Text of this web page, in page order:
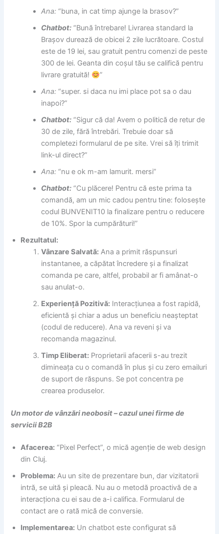
Ana: “buna, in cat timp ajunge la brasov?”
Chatbot: “Bună întrebare! Livrarea standard la
Brașov durează de obicei 2 zile lucrătoare. Costul
este de 19 lei, sau gratuit pentru comenzi de peste
300 de lei. Geanta din coșul tău se califică pentru
livrare gratuită!
”
Ana: “super. si daca nu imi place pot sa o dau
inapoi?”
Chatbot: “Sigur că da! Avem o politică de retur de
30 de zile, fără întrebări. Trebuie doar să
completezi formularul de pe site. Vrei să îți trimit
link-ul direct?”
Ana: “nu e ok m-am lamurit. mersi”
Chatbot: “Cu plăcere! Pentru că este prima ta
comandă, am un mic cadou pentru tine: folosește
codul BUNVENIT10 la finalizare pentru o reducere
de 10%. Spor la cumpărături!”
Rezultatul:
Vânzare Salvată: Ana a primit răspunsuri
instantanee, a căpătat încredere și a finalizat
comanda pe care, altfel, probabil ar fi amânat-o
sau anulat-o.
Experiență Pozitivă: Interacțiunea a fost rapidă,
eficientă și chiar a adus un beneficiu neașteptat
(codul de reducere). Ana va reveni și va
recomanda magazinul.
Timp Eliberat: Proprietarii afacerii s-au trezit
dimineața cu o comandă în plus și cu zero emailuri
de suport de răspuns. Se pot concentra pe
crearea produselor.
Un motor de vânzări neobosit – cazul unei firme de
servicii B2B
Afacerea: “Pixel Perfect”, o mică agenție de web design
din Cluj.
Problema: Au un site de prezentare bun, dar vizitatorii
intră, se uită și pleacă. Nu au o metodă proactivă de a
interacționa cu ei sau de a-i califica. Formularul de
contact are o rată mică de conversie.
Implementarea: Un chatbot este configurat să